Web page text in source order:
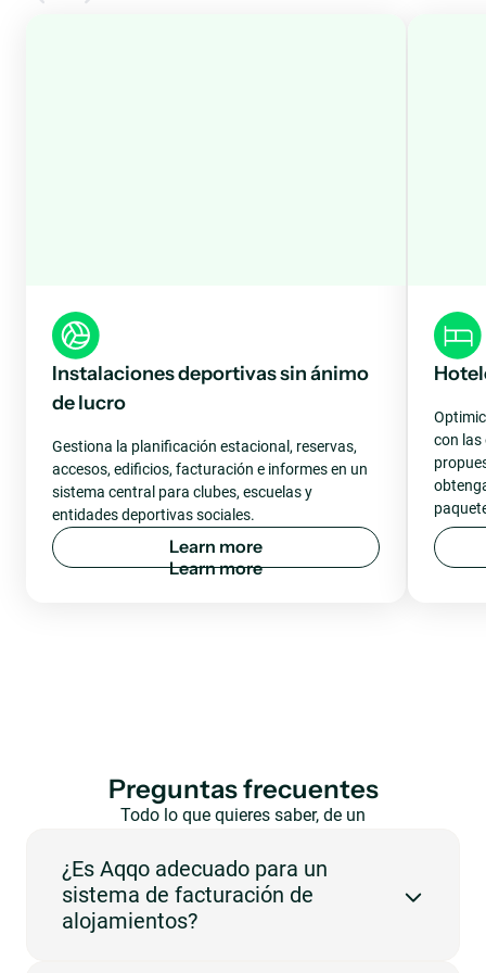
Instalaciones deportivas sin ánimo
de lucro
Gestiona la planificación estacional, reservas,
accesos, edificios, facturación e informes en un
sistema central para clubes, escuelas y
entidades deportivas sociales.
Learn more
con las
Preguntas frecuentes
Todo lo que quieres saber, de un
¿Es Aqqo adecuado para un
sistema de facturación de
alojamientos?